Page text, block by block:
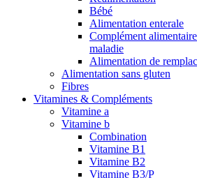
Bébé
Alimentation enterale
Complément
maladie
Alimentation de
Alimentation sans gluten
Fibres
Vitamines & Compléments
Vitamine a
Vitamine b
Combination
Vitamine B1
Vitamine B2
Vitamine B3/P